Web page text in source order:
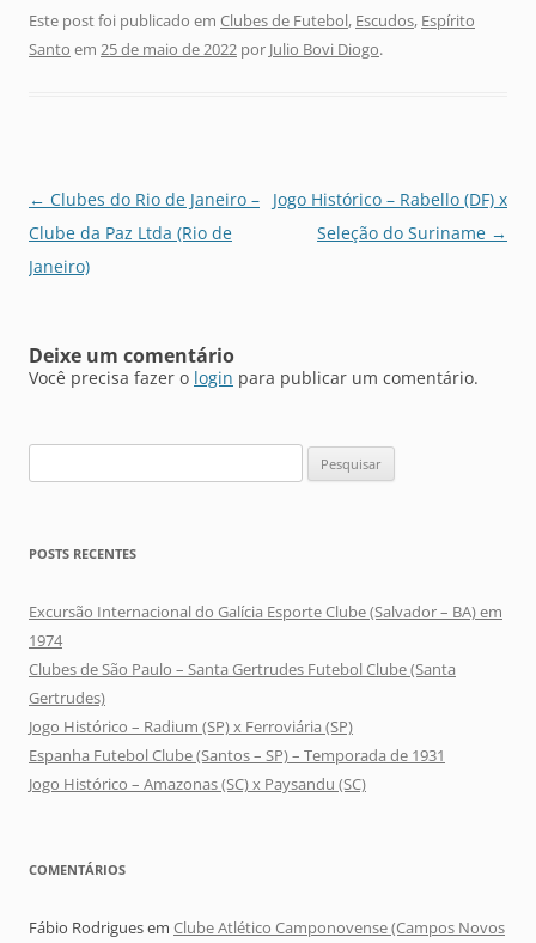
Este post foi publicado em Clubes de Futebol, Escudos, Espírito
Santo em 25 de maio de 2022 por Julio Bovi Diogo.
Navegação
de
posts
← Clubes do Rio de Janeiro –
Clube da Paz Ltda (Rio de
Janeiro)
Jogo Histórico – Rabello (DF) x
Seleção do Suriname →
Deixe um comentário
Você precisa fazer o login para publicar um comentário.
por:
POSTS RECENTES
Excursão Internacional do Galícia Esporte Clube (Salvador – BA) em
1974
Clubes de São Paulo – Santa Gertrudes Futebol Clube (Santa
Gertrudes)
Jogo Histórico – Radium (SP) x Ferroviária (SP)
Espanha Futebol Clube (Santos – SP) – Temporada de 1931
Jogo Histórico – Amazonas (SC) x Paysandu (SC)
COMENTÁRIOS
Fábio Rodriguesem Clube Atlético Camponovense (Campos Novos